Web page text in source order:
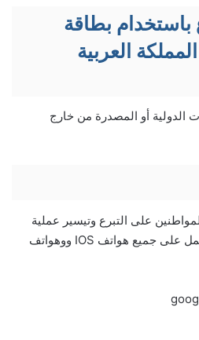
باستخدام بطاقة
العربية
الدولية أو المصدرة من خارج
على التبرع وتيسير عملية
التبرعات على المواطنين. ويعمل على جميع هواتف IOS ووهواتف